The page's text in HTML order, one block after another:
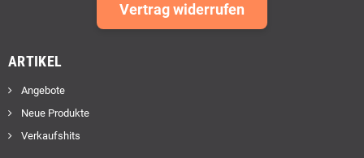
Vertrag widerrufen
ARTIKEL
Angebote
Neue Produkte
Verkaufshits